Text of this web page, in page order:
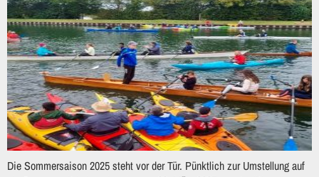
Die Sommersaison 2025 steht vor der Tür. Pünktlich zur Umstellung auf